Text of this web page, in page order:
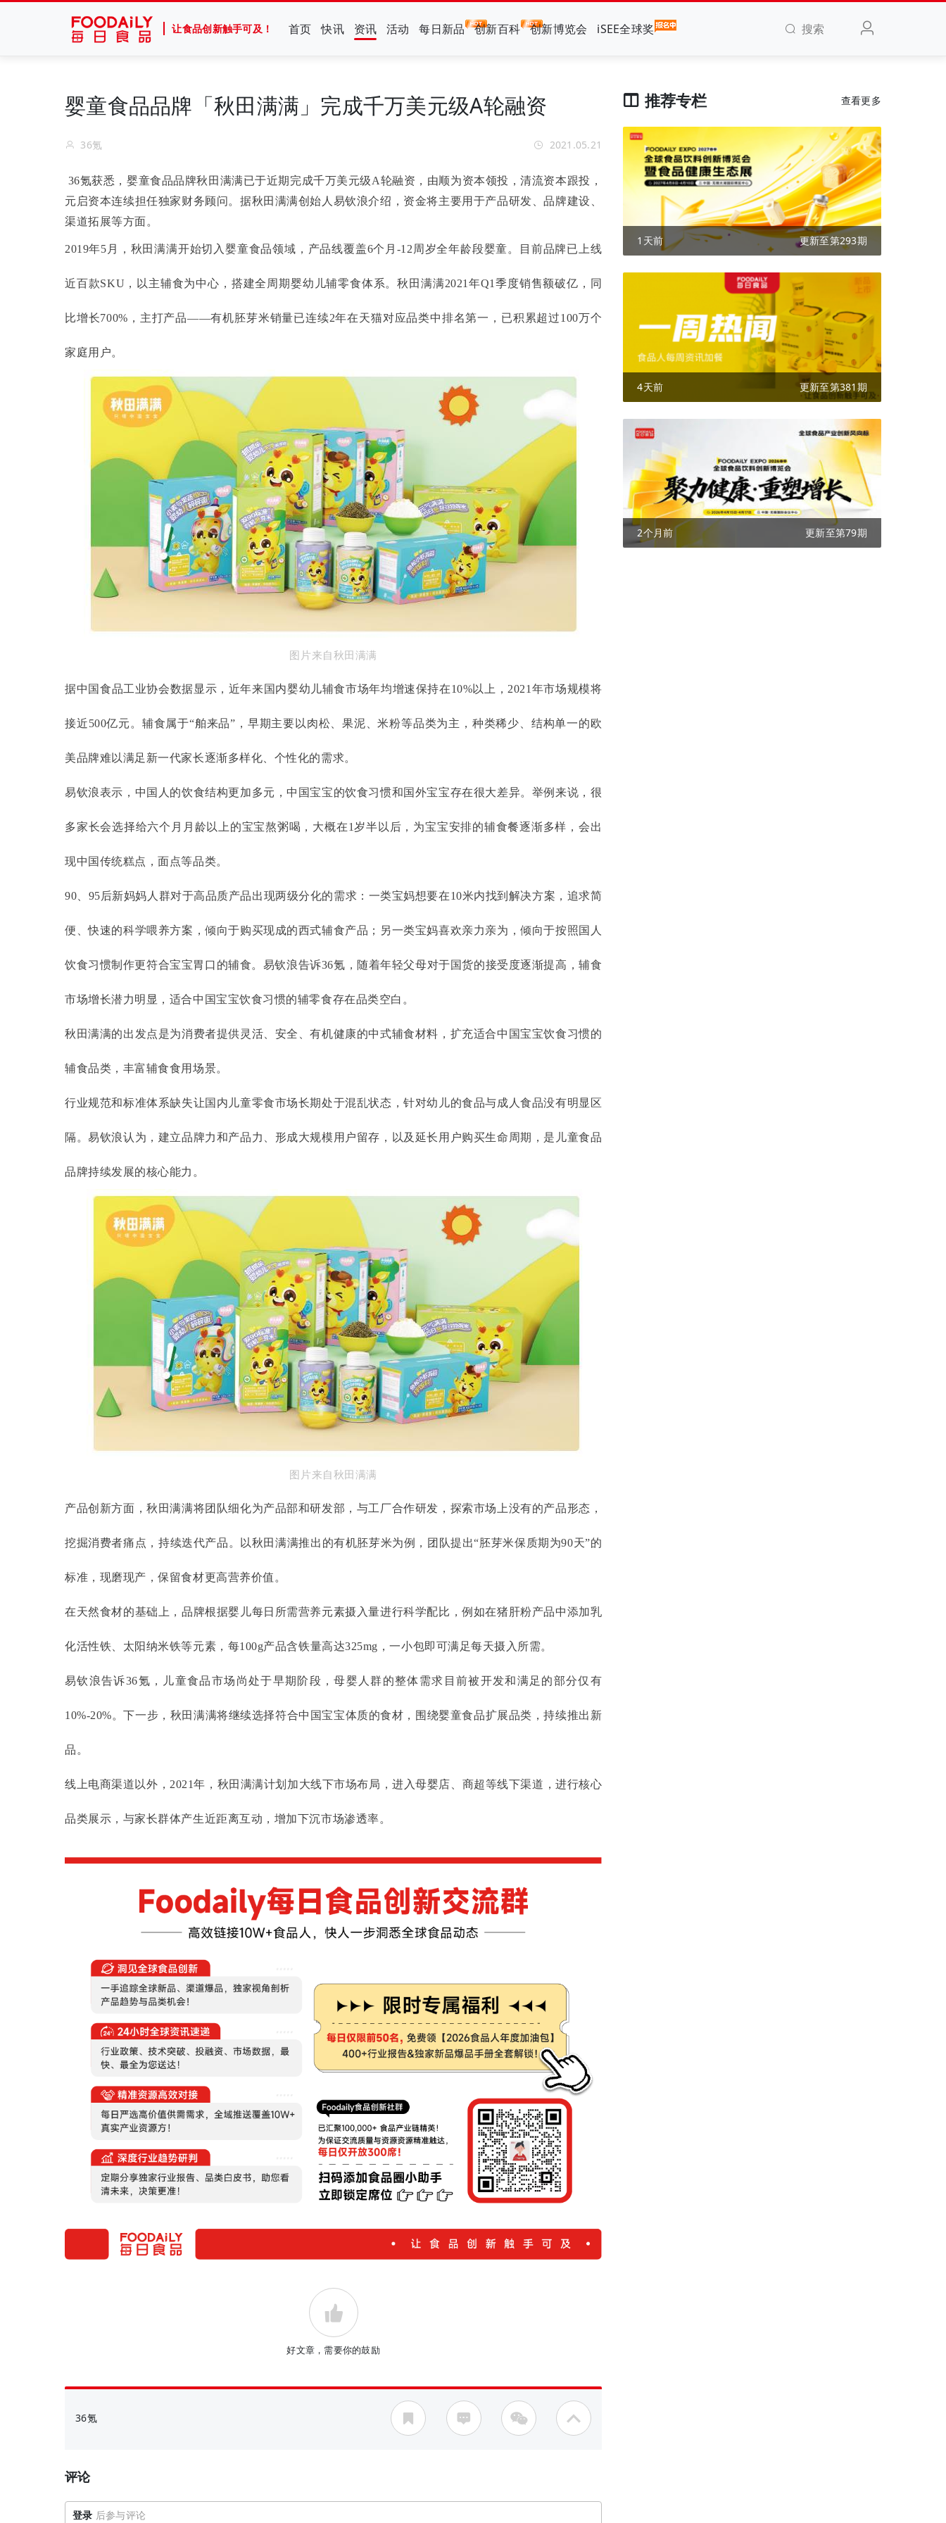
让食品创新触手可及！ 首页 快讯 资讯 活动 每日新品 创新百科 创新博览会 iSEE全球奖 搜索
婴童食品品牌「秋田满满」完成千万美元级A轮融资
36氪 2021.05.21
36氪获悉，婴童食品品牌秋田满满已于近期完成千万美元级A轮融资，由顺为资本领投，清流资本跟投，
元启资本连续担任独家财务顾问。据秋田满满创始人易钦浪介绍，资金将主要用于产品研发、品牌建设、
渠道拓展等方面。
2019年5月，秋田满满开始切入婴童食品领域，产品线覆盖6个月-12周岁全年龄段婴童。目前品牌已上线
近百款SKU，以主辅食为中心，搭建全周期婴幼儿辅零食体系。秋田满满2021年Q1季度销售额破亿，同
比增长700%，主打产品——有机胚芽米销量已连续2年在天猫对应品类中排名第一，已积累超过100万个
家庭用户。
图片来自秋田满满
据中国食品工业协会数据显示，近年来国内婴幼儿辅食市场年均增速保持在10%以上，2021年市场规模将
接近500亿元。辅食属于“舶来品”，早期主要以肉松、果泥、米粉等品类为主，种类稀少、结构单一的欧
美品牌难以满足新一代家长逐渐多样化、个性化的需求。
易钦浪表示，中国人的饮食结构更加多元，中国宝宝的饮食习惯和国外宝宝存在很大差异。举例来说，很
多家长会选择给六个月月龄以上的宝宝熬粥喝，大概在1岁半以后，为宝宝安排的辅食餐逐渐多样，会出
现中国传统糕点，面点等品类。
90、95后新妈妈人群对于高品质产品出现两级分化的需求：一类宝妈想要在10米内找到解决方案，追求简
便、快速的科学喂养方案，倾向于购买现成的西式辅食产品；另一类宝妈喜欢亲力亲为，倾向于按照国人
饮食习惯制作更符合宝宝胃口的辅食。易钦浪告诉36氪，随着年轻父母对于国货的接受度逐渐提高，辅食
市场增长潜力明显，适合中国宝宝饮食习惯的辅零食存在品类空白。
秋田满满的出发点是为消费者提供灵活、安全、有机健康的中式辅食材料，扩充适合中国宝宝饮食习惯的
辅食品类，丰富辅食食用场景。
行业规范和标准体系缺失让国内儿童零食市场长期处于混乱状态，针对幼儿的食品与成人食品没有明显区
隔。易钦浪认为，建立品牌力和产品力、形成大规模用户留存，以及延长用户购买生命周期，是儿童食品
品牌持续发展的核心能力。
图片来自秋田满满
产品创新方面，秋田满满将团队细化为产品部和研发部，与工厂合作研发，探索市场上没有的产品形态，
挖掘消费者痛点，持续迭代产品。以秋田满满推出的有机胚芽米为例，团队提出“胚芽米保质期为90天”的
标准，现磨现产，保留食材更高营养价值。
在天然食材的基础上，品牌根据婴儿每日所需营养元素摄入量进行科学配比，例如在猪肝粉产品中添加乳
化活性铁、太阳纳米铁等元素，每100g产品含铁量高达325mg，一小包即可满足每天摄入所需。
易钦浪告诉36氪，儿童食品市场尚处于早期阶段，母婴人群的整体需求目前被开发和满足的部分仅有
10%-20%。下一步，秋田满满将继续选择符合中国宝宝体质的食材，围绕婴童食品扩展品类，持续推出新
品。
线上电商渠道以外， 2021年，秋田满满计划加大线下市场布局，进入母婴店、商超等线下渠道，进行核心
品类展示，与家长群体产生近距离互动，增加下沉市场渗透率。
好文章，需要你的鼓励
36氪
评论
登录 后参与评论
推荐专栏 查看更多
1天前 更新至第293期
4天前 更新至第381期
2个月前 更新至第79期